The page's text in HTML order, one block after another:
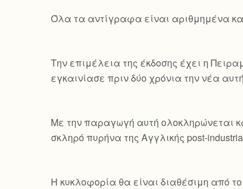
Όλα τα αντίγραφα είναι αριθμημένα
Την επιμέλεια της έκδοσης έχει η
εγκαινίασε πριν δύο χρόνια την νέα
Με την παραγωγή αυτή ολοκληρώνεται
σκληρό πυρήνα της Αγγλικής post-
Η κυκλοφορία θα είναι διαθέσιμη από